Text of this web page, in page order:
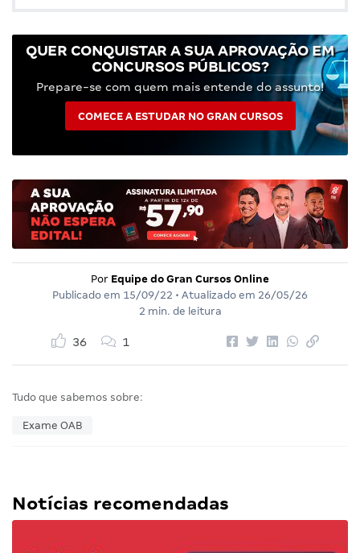
QUER CONQUISTAR A SUA APROVAÇÃO EM
CONCURSOS PÚBLICOS?
Prepare-se com quem mais entende do assunto!
COMECE A ESTUDAR NO GRAN CURSOS
Por Equipe do Gran Cursos Online
Publicado em 15/09/22 • Atualizado em 26/05/26
2 min. de leitura
36 1
Tudo que sabemos sobre:
Exame OAB
Notícias recomendadas